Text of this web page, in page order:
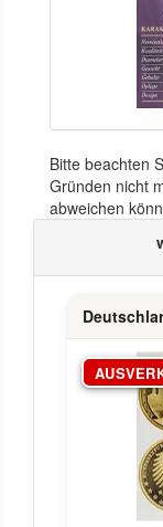
Bitte beachten
Gründen nicht
abweichen